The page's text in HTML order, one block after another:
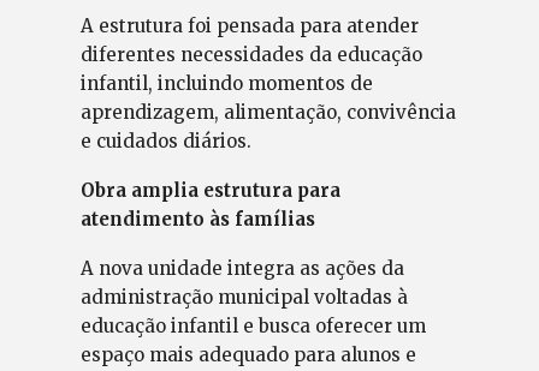
A estrutura foi pensada para atender
diferentes necessidades da educação
infantil, incluindo momentos de
aprendizagem, alimentação, convivência
e cuidados diários.
Obra amplia estrutura para
atendimento às famílias
A nova unidade integra as ações da
administração municipal voltadas à
educação infantil e busca oferecer um
espaço mais adequado para alunos e